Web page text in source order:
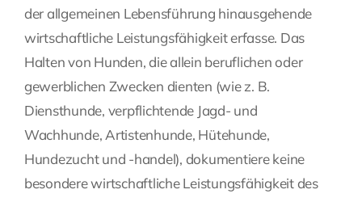
der allgemeinen Lebensführung hinausgehende
wirtschaftliche Leistungsfähigkeit erfasse. Das
Halten von Hunden, die allein beruflichen oder
gewerblichen Zwecken dienten (wie z. B.
Diensthunde, verpflichtende Jagd- und
Wachhunde, Artistenhunde, Hütehunde,
Hundezucht und -handel), dokumentiere keine
besondere wirtschaftliche Leistungsfähigkeit des